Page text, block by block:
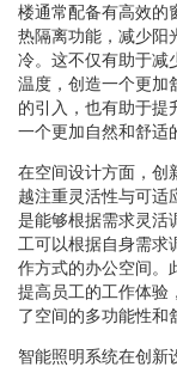
楼通常配备有高效的
热隔离功能，减少阳
冷。这不仅有助于减
温度，创造一个更加
的引入，也有助于提
一个更加自然和舒适
在空间设计方面，创
越注重灵活性与可适
是能够根据需求灵活
工可以根据自身需求
作方式的办公空间。
提高员工的工作体验
了空间的多功能性和
智能照明系统在创新